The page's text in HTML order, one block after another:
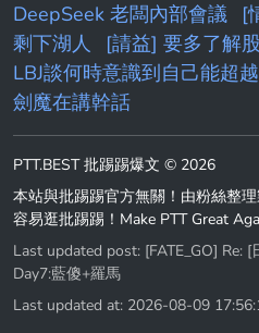
DeepSeek 老闆內部會議
[
剩下湖人
[請益] 要多了解
LBJ談何時意識到自己能超
劍魔在講幹話
PTT.BEST 批踢踢爆文 © 2026
本站與批踢踢官方無關！由粉絲整
容易逛批踢踢！Make PTT Great
Last updated post: [FATE_GO] Re:
Day7:藍傻+羅馬
Last updated at: 2026-08-09